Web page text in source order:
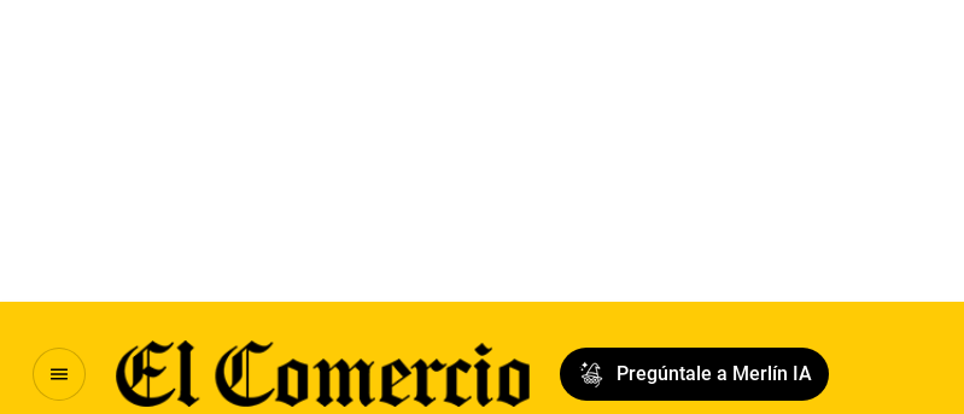
Pregúntale a Merlín IA